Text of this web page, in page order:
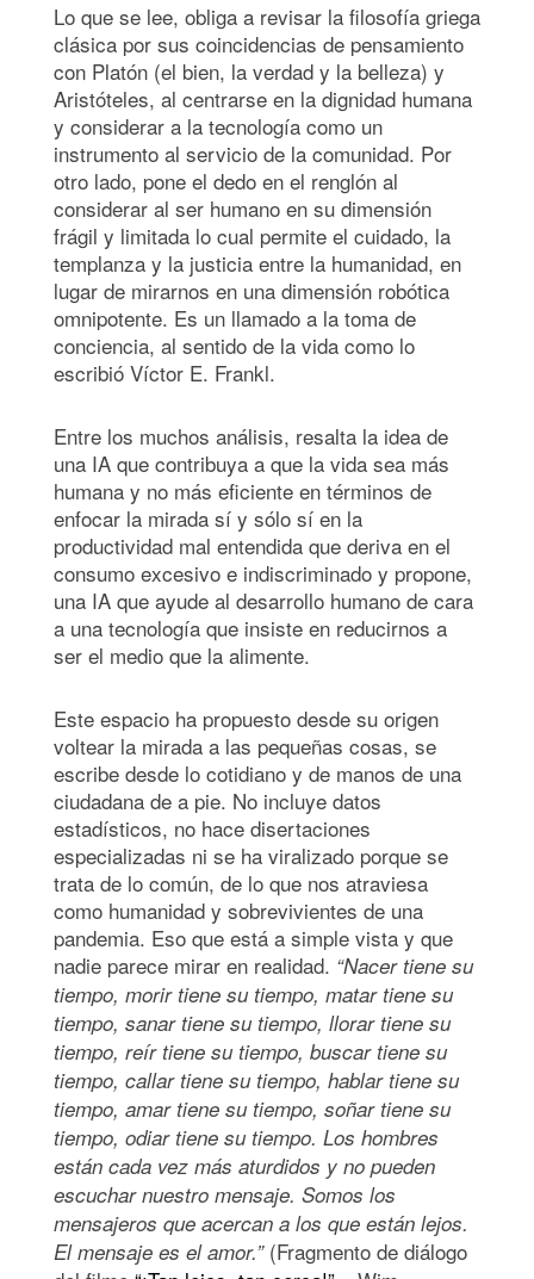
Lo que se lee, obliga a revisar la filosofía griega
clásica por sus coincidencias de pensamiento
con Platón (el bien, la verdad y la belleza) y
Aristóteles, al centrarse en la dignidad humana
y considerar a la tecnología como un
instrumento al servicio de la comunidad. Por
otro lado, pone el dedo en el renglón al
considerar al ser humano en su dimensión
frágil y limitada lo cual permite el cuidado, la
templanza y la justicia entre la humanidad, en
lugar de mirarnos en una dimensión robótica
omnipotente. Es un llamado a la toma de
conciencia, al sentido de la vida como lo
escribió Víctor E. Frankl.
Entre los muchos análisis, resalta la idea de
una IA que contribuya a que la vida sea más
humana y no más eficiente en términos de
enfocar la mirada sí y sólo sí en la
productividad mal entendida que deriva en el
consumo excesivo e indiscriminado y propone,
una IA que ayude al desarrollo humano de cara
a una tecnología que insiste en reducirnos a
ser el medio que la alimente.
Este espacio ha propuesto desde su origen
voltear la mirada a las pequeñas cosas, se
escribe desde lo cotidiano y de manos de una
ciudadana de a pie. No incluye datos
estadísticos, no hace disertaciones
especializadas ni se ha viralizado porque se
trata de lo común, de lo que nos atraviesa
como humanidad y sobrevivientes de una
pandemia. Eso que está a simple vista y que
nadie parece mirar en realidad. “Nacer tiene su
tiempo, morir tiene su tiempo, matar tiene su
tiempo, sanar tiene su tiempo, llorar tiene su
tiempo, reír tiene su tiempo, buscar tiene su
tiempo, callar tiene su tiempo, hablar tiene su
tiempo, amar tiene su tiempo, soñar tiene su
tiempo, odiar tiene su tiempo. Los hombres
están cada vez más aturdidos y no pueden
escuchar nuestro mensaje. Somos los
mensajeros que acercan a los que están lejos.
El mensaje es el amor.”(Fragmento de diálogo